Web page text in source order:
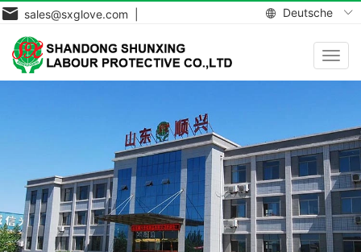
Deutsche
sales@sxglove.com |